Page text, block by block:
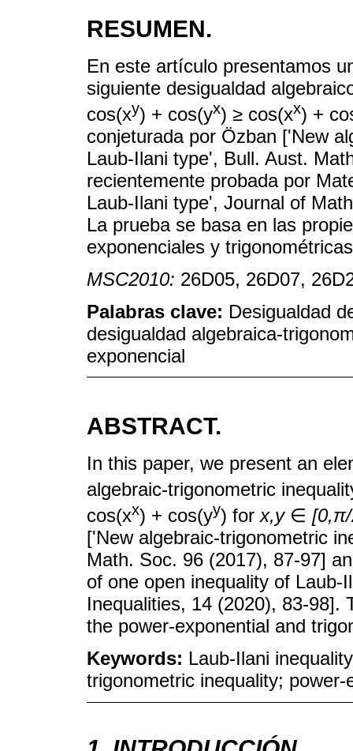
RESUMEN.
En este artículo presentamos
siguiente desigualdad
cos(xy) + cos(yx) ≥ cos(xx) +
conjeturada por Özban ['New
Laub-Ilani type', Bull. Aust.
recientemente probada por
Laub-Ilani type', Journal of
La prueba se basa en las
exponenciales y
MSC2010: 26D05, 26D07,
Palabras clave: Desigualdad
desigualdad algebraica-
exponencial
ABSTRACT.
In this paper, we present an
algebraic-trigonometric
cos(xx) + cos(yy) for x,y∈
['New algebraic-trigonometric
Math. Soc. 96 (2017), 87-97]
of one open inequality of
Inequalities, 14 (2020), 83-98].
the power-exponential and
Keywords: Laub-Ilani
trigonometric inequality;